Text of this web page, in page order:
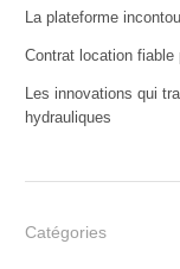
La plateforme
Contrat location fiable
Les innovations qui
hydrauliques
Catégories